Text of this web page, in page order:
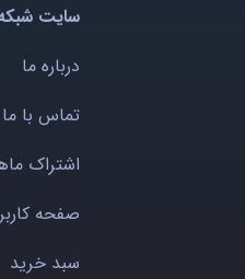
سایت
درباره ما
تماس با ما
اشتراک
صفحه
سبد خرید